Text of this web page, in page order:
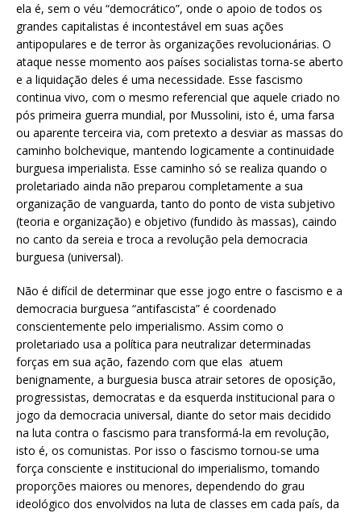
ela é, sem o véu “democrático”, onde o apoio de todos os
grandes capitalistas é incontestável em suas ações
antipopulares e de terror às organizações revolucionárias. O
ataque nesse momento aos países socialistas torna-se aberto
e a liquidação deles é uma necessidade. Esse fascismo
continua vivo, com o mesmo referencial que aquele criado no
pós primeira guerra mundial, por Mussolini, isto é, uma farsa
ou aparente terceira via, com pretexto a desviar as massas do
caminho bolchevique, mantendo logicamente a continuidade
burguesa imperialista. Esse caminho só se realiza quando o
proletariado ainda não preparou completamente a sua
organização de vanguarda, tanto do ponto de vista subjetivo
(teoria e organização) e objetivo (fundido às massas), caindo
no canto da sereia e troca a revolução pela democracia
burguesa (universal).
Não é difícil de determinar que esse jogo entre o fascismo e a
democracia burguesa “antifascista” é coordenado
conscientemente pelo imperialismo. Assim como o
proletariado usa a política para neutralizar determinadas
forças em sua ação, fazendo com que elas atuem
benignamente, a burguesia busca atrair setores de oposição,
progressistas, democratas e da esquerda institucional para o
jogo da democracia universal, diante do setor mais decidido
na luta contra o fascismo para transformá-la em revolução,
isto é, os comunistas. Por isso o fascismo tornou-se uma
força consciente e institucional do imperialismo, tomando
proporções maiores ou menores, dependendo do grau
ideológico dos envolvidos na luta de classes em cada país, da